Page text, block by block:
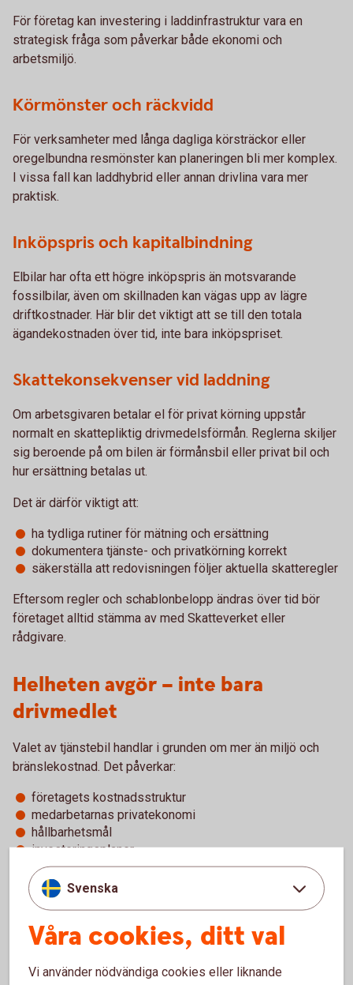
För företag kan investering i laddinfrastruktur vara en
strategisk fråga som påverkar både ekonomi och
arbetsmiljö.
Körmönster och räckvidd
För verksamheter med långa dagliga körsträckor eller
oregelbundna resmönster kan planeringen bli mer komplex.
I vissa fall kan laddhybrid eller annan drivlina vara mer
praktisk.
Inköpspris och kapitalbindning
Elbilar har ofta ett högre inköpspris än motsvarande
fossilbilar, även om skillnaden kan vägas upp av lägre
driftkostnader. Här blir det viktigt att se till den totala
ägandekostnaden över tid, inte bara inköpspriset.
Skattekonsekvenser vid laddning
Om arbetsgivaren betalar el för privat körning uppstår
normalt en skattepliktig drivmedelsförmån. Reglerna skiljer
sig beroende på om bilen är förmånsbil eller privat bil och
hur ersättning betalas ut.
Det är därför viktigt att:
ha tydliga rutiner för mätning och ersättning
dokumentera tjänste- och privatkörning korrekt
säkerställa att redovisningen följer aktuella skatteregler
Eftersom regler och schablonbelopp ändras över tid bör
företaget alltid stämma av med Skatteverket eller
rådgivare.
Helheten avgör – inte bara
drivmedlet
Valet av tjänstebil handlar i grunden om mer än miljö och
bränslekostnad. Det påverkar:
företagets kostnadsstruktur
medarbetarnas privatekonomi
hållbarhetsmål
investeringsplaner
Att analysera den totala kostnaden över bilens livslängd,
inklusive finansiering, service, laddinfrastruktur och
Elbil som tjänstebil kan vara ett klokt val för många företag,
särskilt när laddmöjligheter finns och hållbarhetsfrågan är
Svenska
Våra cookies, ditt val
Vi använder nödvändiga cookies eller liknande